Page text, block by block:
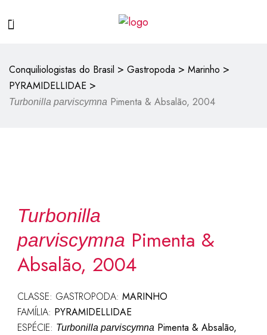
Conquiliologistas do Brasil > Gastropoda > Marinho >
PYRAMIDELLIDAE >
Turbonilla parviscymna Pimenta & Absalão, 2004
Turbonilla
parviscymna Pimenta &
Absalão, 2004
CLASSE: GASTROPODA: MARINHO
FAMÍLIA: PYRAMIDELLIDAE
ESPÉCIE: Turbonilla parviscymnaPimenta & Absalão,